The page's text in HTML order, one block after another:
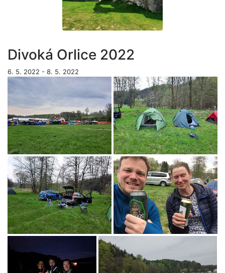
Divoká Orlice 2022
6. 5. 2022 - 8. 5. 2022